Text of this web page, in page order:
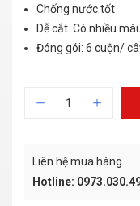
Chống nước tốt
Dễ cắt. Có nhiều
Đóng gói: 6 cuộn/
Liên hệ mua hàng
Hotline: